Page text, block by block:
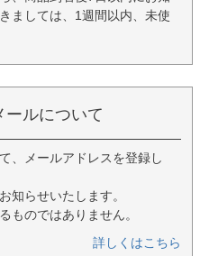
ましては、1週間以内、未使
ールについて
、メールアドレスを登録し
知らせいたします。
ものではありません。
詳しくはこちら